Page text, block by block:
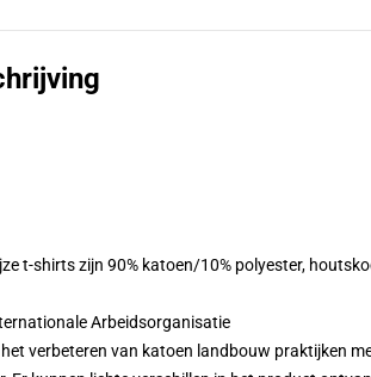
t-shirts zijn 90% katoen/10% polyester,
Arbeidsorganisatie
verbeteren van katoen landbouw praktijken